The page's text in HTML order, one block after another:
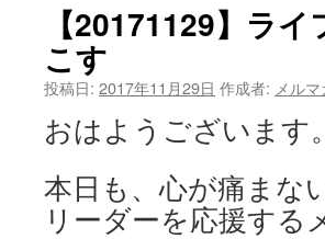
【20171129】ラ
こす
投稿日: 2017年11月29日 作成者: メル
おはようございます
本日も、心が痛まな
リーダーを応援する